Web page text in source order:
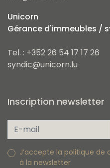
Unicorn
Gérance d'immeubles /
Tel. : +352 26 54 17 17 26
syndic@unicorn.lu
Inscription newsletter
J’accepte la politique de
à la newsletter